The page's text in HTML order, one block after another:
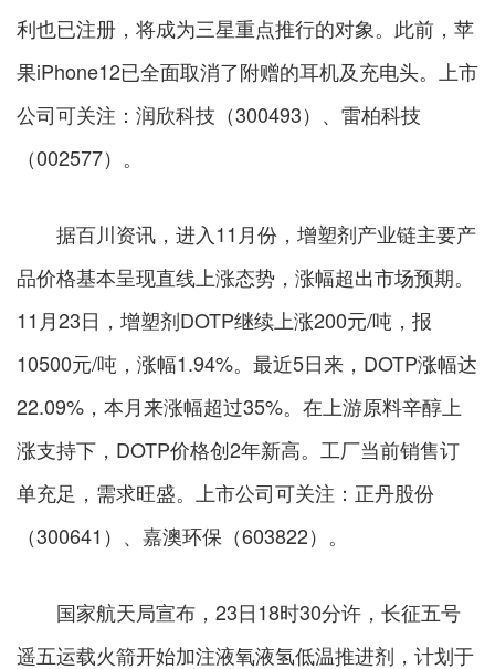
利也已注册，将成为三星重点推行的对象。此前，苹
果iPhone12已全面取消了附赠的耳机及充电头。上市
公司可关注：润欣科技（300493）、雷柏科技
（002577）。
据百川资讯，进入11月份，增塑剂产业链主要产
品价格基本呈现直线上涨态势，涨幅超出市场预期。
11月23日，增塑剂DOTP继续上涨200元/吨，报
10500元/吨，涨幅1.94%。最近5日来，DOTP涨幅达
22.09%，本月来涨幅超过35%。在上游原料辛醇上
涨支持下，DOTP价格创2年新高。工厂当前销售订
单充足，需求旺盛。上市公司可关注：正丹股份
（300641）、嘉澳环保（603822）。
国家航天局宣布，23日18时30分许，长征五号
遥五运载火箭开始加注液氧液氢低温推进剂，计划于